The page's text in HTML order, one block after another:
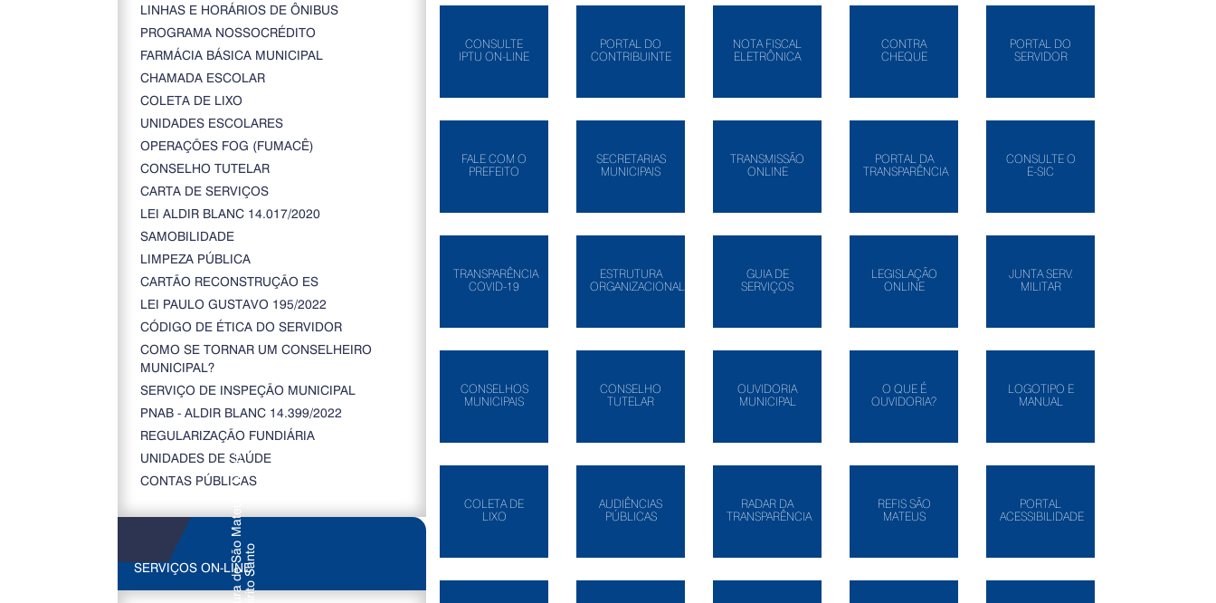
LINHAS E HORÁRIOS DE ÔNIBUS
PROGRAMA NOSSOCRÉDITO
FARMÁCIA BÁSICA MUNICIPAL
CHAMADA ESCOLAR
COLETA DE LIXO
UNIDADES ESCOLARES
OPERAÇÕES FOG (FUMACÊ)
CONSELHO TUTELAR
CARTA DE SERVIÇOS
LEI ALDIR BLANC 14.017/2020
SAMOBILIDADE
LIMPEZA PÚBLICA
CARTÃO RECONSTRUÇÃO ES
LEI PAULO GUSTAVO 195/2022
CÓDIGO DE ÉTICA DO SERVIDOR
COMO SE TORNAR UM CONSELHEIRO
MUNICIPAL?
SERVIÇO DE INSPEÇÃO MUNICIPAL
PNAB - ALDIR BLANC 14.399/2022
REGULARIZAÇÃO FUNDIÁRIA
UNIDADES DE SAÚDE
CONTAS PÚBLICAS
SERVIÇOS ON-LINE
CONSULTE
IPTU ON-LINE
PORTAL DO
CONTRIBUINTE
NOTA FISCAL
ELETRÔNICA
CONTRA
CHEQUE
PORTAL DO
SERVIDOR
FALE COM O
PREFEITO
SECRETARIAS
MUNICIPAIS
TRANSMISSÃO
ONLINE
PORTAL DA
TRANSPARÊNCIA
CONSULTE O
E-SIC
TRANSPARÊNCIA
COVID-19
ESTRUTURA
ORGANIZACIONAL
GUIA DE
SERVIÇOS
LEGISLAÇÃO
ONLINE
JUNTA SERV.
MILITAR
CONSELHOS
MUNICIPAIS
CONSELHO
TUTELAR
OUVIDORIA
MUNICIPAL
O QUE É
OUVIDORIA?
LOGOTIPO E
MANUAL
COLETA DE
LIXO
AUDIÊNCIAS
PÚBLICAS
RADAR DA
TRANSPARÊNCIA
REFIS SÃO
MATEUS
PORTAL
ACESSIBILIDADE